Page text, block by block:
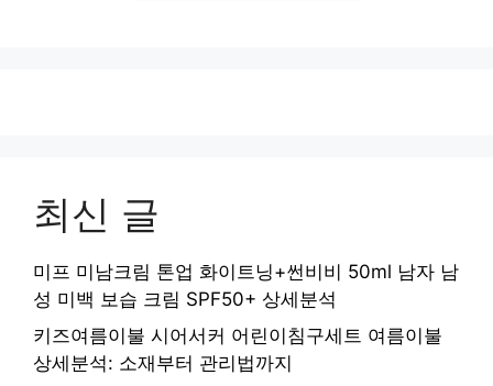
최신 글
미프 미남크림 톤업 화이트닝+썬비비 50ml 남자 남
성 미백 보습 크림 SPF50+ 상세분석
키즈여름이불 시어서커 어린이침구세트 여름이불
상세분석: 소재부터 관리법까지